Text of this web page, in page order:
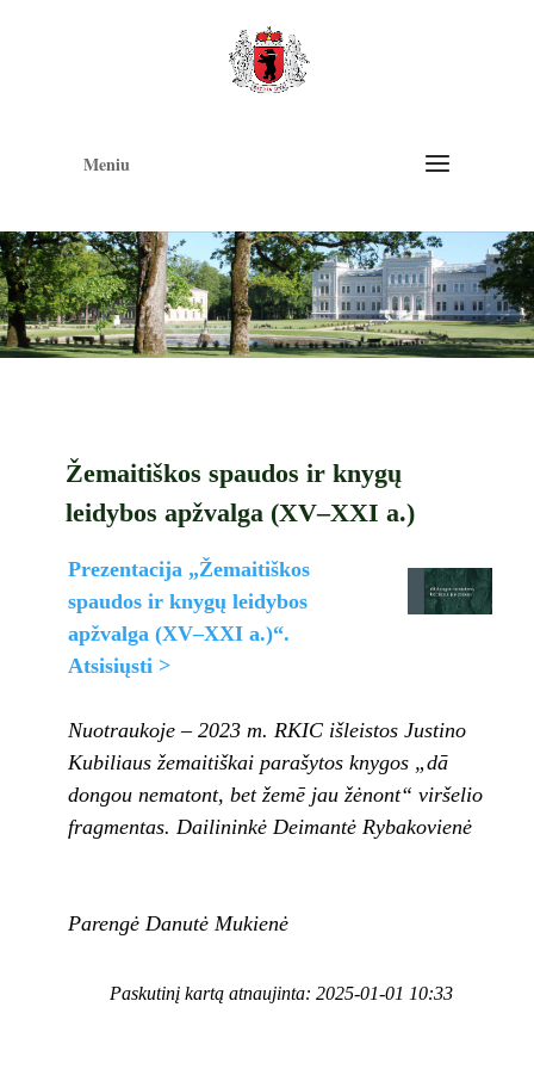
Meniu
Žemaitiškos spaudos ir knygų
leidybos apžvalga (XV–XXI a.)
Prezentacija „Žemaitiškos
spaudos ir knygų leidybos
apžvalga (XV–XXI a.)“.
Atsisiųsti >
Nuotraukoje – 2023 m. RKIC išleistos Justino
Kubiliaus žemaitiškai parašytos knygos „dā
dongou nematont, bet žemē jau žėnont“ viršelio
fragmentas. Dailininkė Deimantė Rybakovienė
Parengė Danutė Mukienė
Paskutinį kartą atnaujinta: 2025-01-01 10:33